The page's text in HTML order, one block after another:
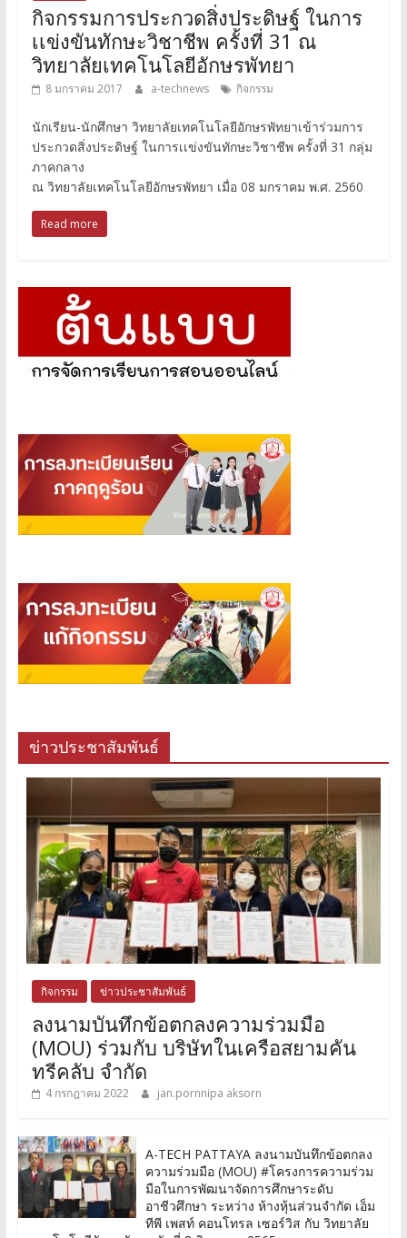
กิจกรรมการประกวดสิ่งประดิษฐ์ ในการ
เเข่งขันทักษะวิชาชีพ ครั้งที่ 31 ณ
วิทยาลัยเทคโนโลยีอักษรพัทยา
8 มกราคม 2017 a-technews กิจกรรม
นักเรียน-นักศึกษา วิทยาลัยเทคโนโลยีอักษรพัทยาเข้าร่วมการ
ประกวดสิ่งประดิษฐ์ ในการเเข่งขันทักษะวิชาชีพ ครั้งที่ 31 กลุ่ม
ภาคกลาง
ณ วิทยาลัยเทคโนโลยีอักษรพัทยา เมื่อ 08 มกราคม พ.ศ. 2560
Read more
ข่าวประชาสัมพันธ์
กิจกรรม ข่าวประชาสัมพันธ์
ลงนามบันทึกข้อตกลงความร่วมมือ
(MOU) ร่วมกับ บริษัทในเครือสยามคัน
ทรีคลับ จำกัด
4 กรกฎาคม 2022 jan.pornnipa aksorn
A-TECH PATTAYA ลงนามบันทึกข้อตกลง
ความร่วมมือ (MOU) #โครงการความร่วม
มือในการพัฒนาจัดการศึกษาระดับ
อาชีวศึกษา ระหว่าง ห้างหุ้นส่วนจำกัด เอ็ม
ทีพี เพสท์ คอนโทรล เซอร์วิส กับ วิทยาลัย